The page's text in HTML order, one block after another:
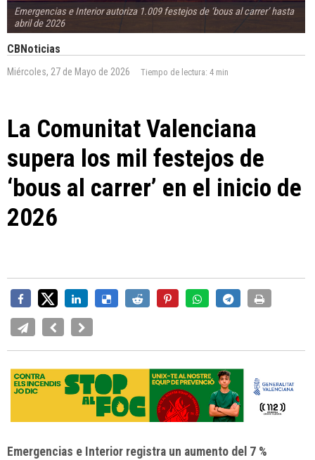
Emergencias e Interior autoriza 1.009 festejos de ‘bous al carrer’ hasta
abril de 2026
CBNoticias
Miércoles, 27 de Mayo de 2026 Tiempo de lectura: 4 min
La Comunitat Valenciana
supera los mil festejos de
‘bous al carrer’ en el inicio de
2026
Emergencias e Interior registra un aumento del 7 %